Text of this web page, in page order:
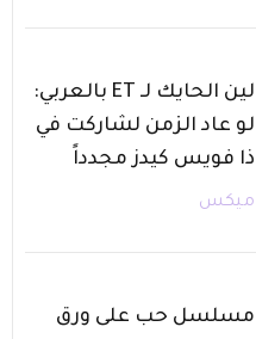
لين الحايك لـ ET بالعربي:
لو عاد الزمن لشاركت في
ذا فويس كيدز مجدداً
ميكس
مسلسل حب على ورق